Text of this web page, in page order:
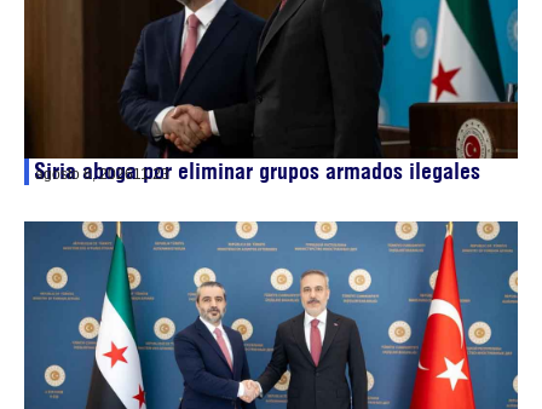
Siria aboga por eliminar grupos armados ilegales
agosto 6, 202611:23